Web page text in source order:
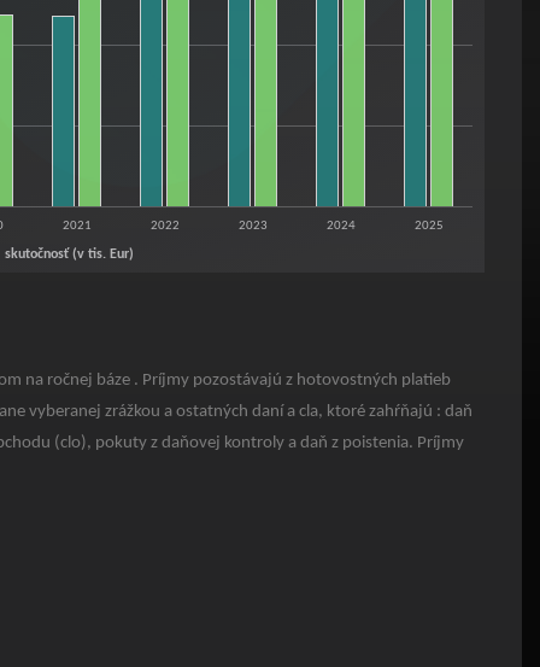
skutočnosť (v tis. Eur)
2021 2022 2023 2024 2025
na ročnej báze . Príjmy pozostávajú z hotovostných platieb
vyberanej zrážkou a ostatných daní a cla, ktoré zahŕňajú : daň
(clo), pokuty z daňovej kontroly a daň z poistenia. Príjmy